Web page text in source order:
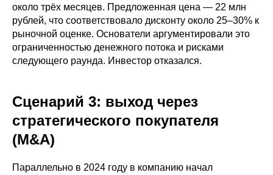
около трёх месяцев. Предложенная цена — 22 млн
рублей, что соответствовало дисконту около 25–30% к
рыночной оценке. Основатели аргументировали это
ограниченностью денежного потока и рисками
следующего раунда. Инвестор отказался.
Сценарий 3: выход через
стратегического покупателя
(M&A)
Параллельно в 2024 году в компанию начал